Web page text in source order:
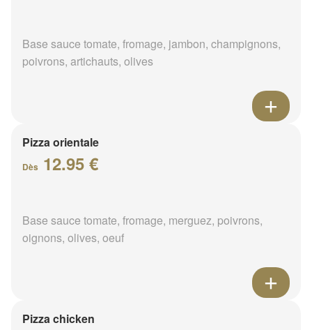
Base sauce tomate, fromage, jambon, champignons,
poivrons, artichauts, olives
Pizza orientale
Dès 12.95 €
Base sauce tomate, fromage, merguez, poivrons,
oignons, olives, oeuf
Pizza chicken